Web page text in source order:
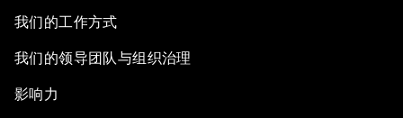
我们的工作方式
我们的领导团队与组织治理
影响力